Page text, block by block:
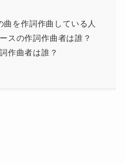
曲を作詞作曲している人
スの作詞作曲者は誰？
作曲者は誰？